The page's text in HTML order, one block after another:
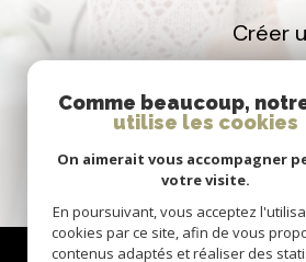
Créer
Comme beaucoup,
utilise les cookies
On aimerait vous accompagner
votre visite.
En poursuivant, vous acceptez
cookies par ce site, afin de vous
contenus adaptés et réaliser des